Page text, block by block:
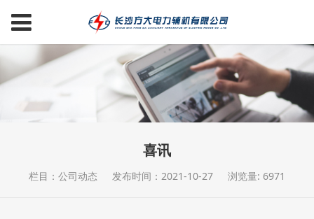
喜讯
栏目：公司动态 发布时间：2021-10-27 浏览量: 6971